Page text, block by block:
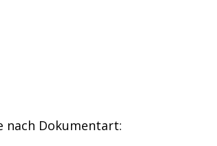
nach Dokumentart: